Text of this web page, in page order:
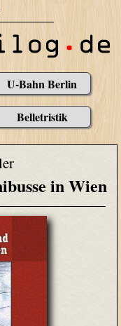
U-Bahn Berlin
Belletristik
in Wien